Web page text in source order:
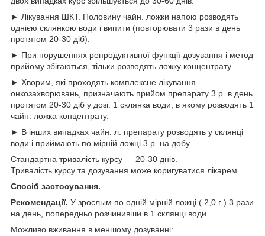
► Лікування ШКТ. Половину чайн. ложки напою розводять
однією склянкою води і випити (повторювати 3 рази в день
протягом 20-30 діб).
► При порушеннях репродуктивної функції дозування і метод
прийому збігаються, тільки розводять ложку концентрату.
► Хворим, які проходять комплексне лікування
онкозахворювань, призначають прийом препарату 3 р. в день
протягом 20-30 діб у дозі: 1 склянка води, в якому розводять 1
чайн. ложка концентрату.
► В інших випадках чайн. л. препарату розводять у склянці
води і приймають по мірній ложці 3 р. на добу.
Стандартна тривалість курсу — 20-30 днів.
Тривалість курсу та дозування може коригуватися лікарем.
Спосіб застосування.
Рекомендації. У зрослым по одній мірній ложці ( 2,0 г ) 3 рази
на день, попередньо розчинивши в 1 склянці води.
Можливо вживання в меншому дозуванні: